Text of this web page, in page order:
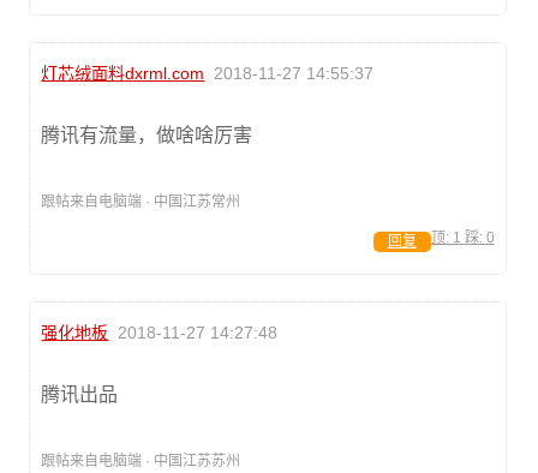
灯芯绒面料dxrml.com 2018-11-27 14:55:37
腾讯有流量，做啥啥厉害
跟帖来自电脑端 · 中国江苏常州
顶: 1 踩: 0
回复
强化地板 2018-11-27 14:27:48
腾讯出品
跟帖来自电脑端 · 中国江苏苏州